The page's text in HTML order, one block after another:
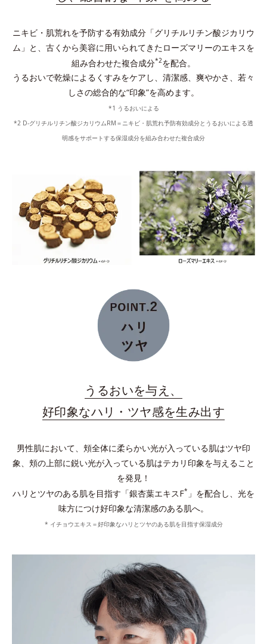
ニキビ・肌荒れを予防する有効成分「グリチルリチン酸ジカリウ
ム」と、古くから美容に用いられてきたローズマリーのエキスを
組み合わせた複合成分*2を配合。
うるおいで乾燥によるくすみをケアし、清潔感、爽やかさ、若々
しさの総合的な“印象”を高めます。
*1 うるおいによる
*2 D-グリチルリチン酸ジカリウムRM＝ニキビ・肌荒れ予防有効成分とうるおいによる透
明感をサポートする保湿成分を組み合わせた複合成分
うるおいを与え、
好印象なハリ・ツヤ感を生み出す
男性肌において、頬全体に柔らかい光が入っている肌はツヤ印
象、頬の上部に鋭い光が入っている肌はテカリ印象を与えること
を発見！
ハリとツヤのある肌を目指す「銀杏葉エキスF* 」を配合し、光を
味方につけ好印象な清潔感のある肌へ。
* イチョウエキス＝好印象なハリとツヤのある肌を目指す保湿成分